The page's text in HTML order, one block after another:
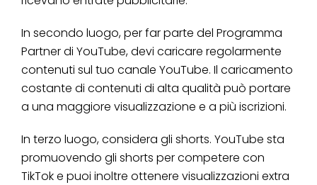
In secondo luogo, per far parte del Programma
Partner di YouTube, devi caricare regolarmente
contenuti sul tuo canale YouTube. Il caricamento
costante di contenuti di alta qualità può portare
a una maggiore visualizzazione e a più iscrizioni.
In terzo luogo, considera gli shorts. YouTube sta
promuovendo gli shorts per competere con
TikTok e puoi inoltre ottenere visualizzazioni extra